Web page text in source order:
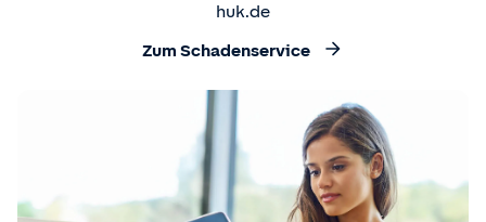
huk.de
Zum Schadenservice